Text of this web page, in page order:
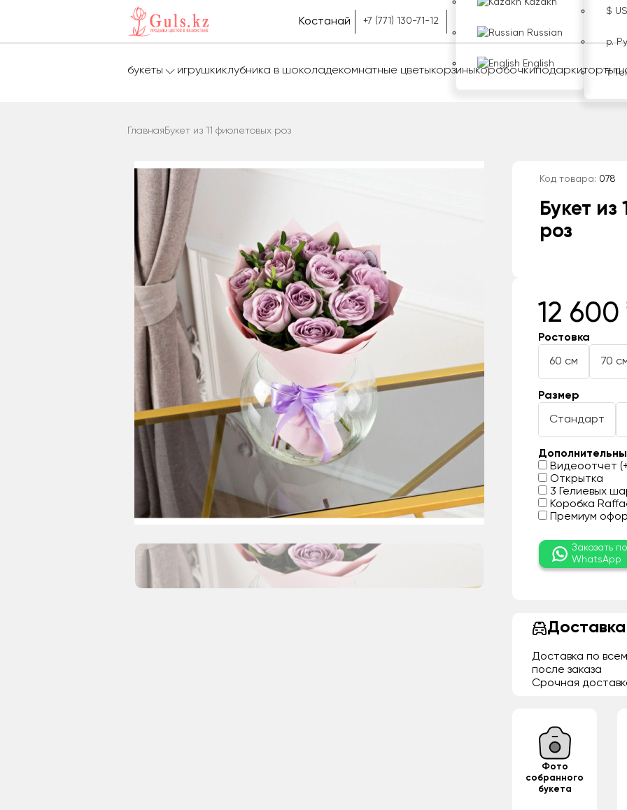
Костанай +7 (771) 130-71-12
Kazakh
Russian
English
$
р.
₸
букеты игрушкиклубника в шоколадекомнатные цветыкорзиныкоробочкиподаркиторты
Главная Букет из 11 фиолетовых роз
Код товара: 078
Букет из
роз
12 600
Ростовка
60 см 70
Размер
Стандарт
Видеоотчет
Открытка
3 Гелиевых
Коробка
Премиум
Заказать по
WhatsApp
Доставка по
после заказа
Срочная
Фото
собранного
букета